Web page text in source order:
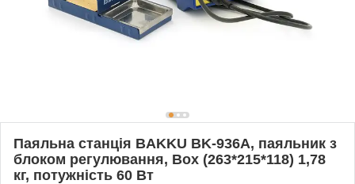
Паяльна станція BAKKU BK-936A, паяльник з
блоком регулювання, Box (263*215*118) 1,78
кг, потужність 60 Вт